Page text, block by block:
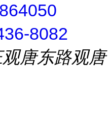
8082
唐东路观唐